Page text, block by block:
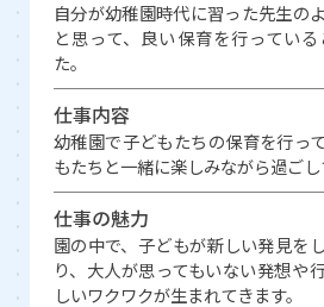
自分が幼稚園時代に習った先生の
と思って、良い保育を行ってい
た。
仕事内容
幼稚園で子どもたちの保育を行っ
もたちと一緒に楽しみながら過ごし
仕事の魅力
園の中で、子どもが新しい発見を
り、大人が思ってもいない発想や
しいワクワクが生まれてきます。